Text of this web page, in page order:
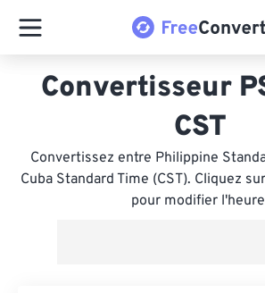
Convertisseur
CST
Convertissez entre Philippine
Cuba Standard Time (CST). Cliquez
pour modifier